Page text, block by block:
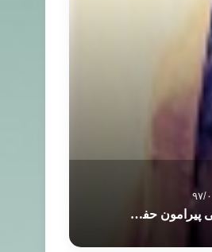
۱۱
نکاتی پیرامون حفظ محیط زیست به هنگام گردش در طبیعت